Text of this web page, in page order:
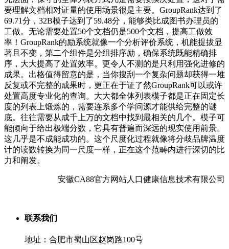
安徽CA88官方网站人口健康信息技术有限公司
联系我们
地址：合肥市蜀山区赵岗路100号